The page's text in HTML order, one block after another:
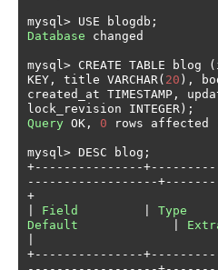
mysql> USE blogdb ;
Database changed
mysql> CREATE TABLE blog (
KEY , title VARCHAR( 20 ),
created_at TIMESTAMP ,
lock_revision INTEGER );
Query OK , 0 rows affected
mysql> DESC blog ;
+---------------
------------------
+
Field Type
Default
+---------------